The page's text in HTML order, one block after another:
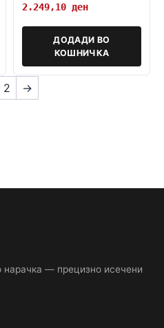
2.249,10 ден
ДОДАДИ ВО
КОШНИЧКА
2 →
нарачка — прецизно исечени